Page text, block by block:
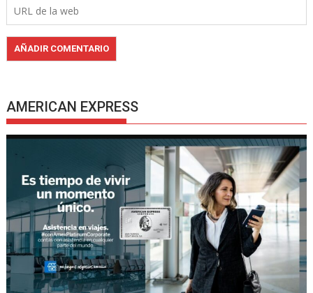
AMERICAN EXPRESS